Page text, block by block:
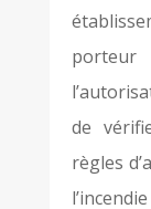
de
règles